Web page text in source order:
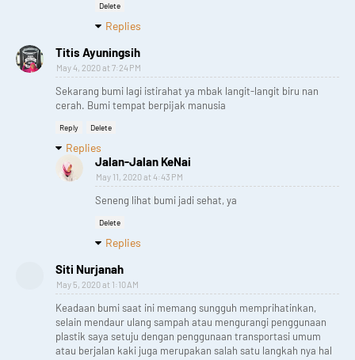
Delete
Replies
Titis Ayuningsih
May 4, 2020 at 7:24 PM
Sekarang bumi lagi istirahat ya mbak langit-langit biru nan
cerah. Bumi tempat berpijak manusia
Reply Delete
Replies
Jalan-Jalan KeNai
May 11, 2020 at 4:43 PM
Seneng lihat bumi jadi sehat, ya
Delete
Replies
Siti Nurjanah
May 5, 2020 at 1:10 AM
Keadaan bumi saat ini memang sungguh memprihatinkan,
selain mendaur ulang sampah atau mengurangi penggunaan
plastik saya setuju dengan penggunaan transportasi umum
atau berjalan kaki juga merupakan salah satu langkah nya hal